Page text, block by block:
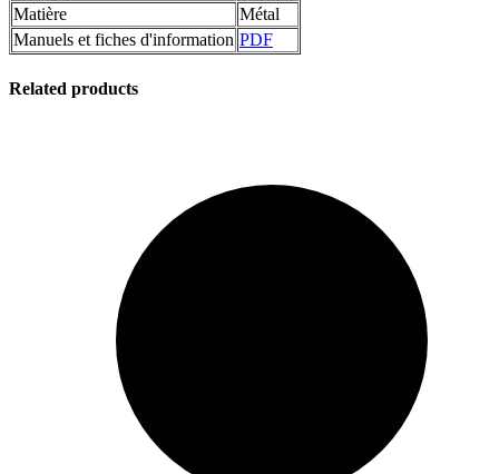
Matière
Métal
Manuels et fiches d'information PDF
Related products